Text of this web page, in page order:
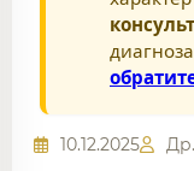
10.12.2025